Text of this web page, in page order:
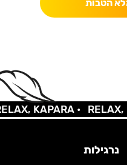
הטבות
KAPARA • RELAX,
נרגילות